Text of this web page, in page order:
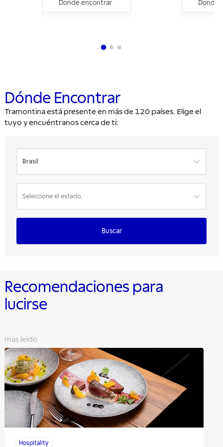
Donde encontrar Donde
Dónde Encontrar
Tramontina está presente en más de 120 países. Elige el
tuyo y encuéntranos cerca de ti:
Brasil
Seleccione el estado
Buscar
Recomendaciones para
lucirse
mas leido
Hospitality